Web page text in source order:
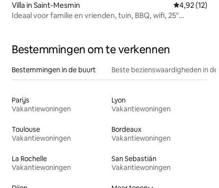
Villa in Saint-Mesmin Gemiddelde
4,92 (12)
Ideaal voor familie en vrienden, tuin, BBQ, wifi, 25"
Bestemmingen om te verkennen
Bestemmingen in de buurt Beste bezienswaardigheden in
Parijs
Vakantiewoningen
Lyon
Vakantiewoningen
Toulouse
Vakantiewoningen
Bordeaux
Vakantiewoningen
La Rochelle
Vakantiewoningen
San Sebastián
Vakantiewoningen